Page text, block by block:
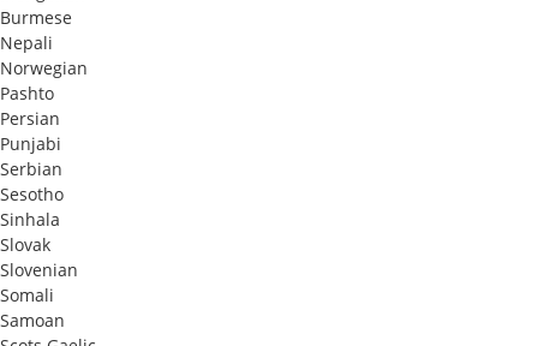
Burmese
Nepali
Norwegian
Pashto
Persian
Punjabi
Serbian
Sesotho
Sinhala
Slovak
Slovenian
Somali
Samoan